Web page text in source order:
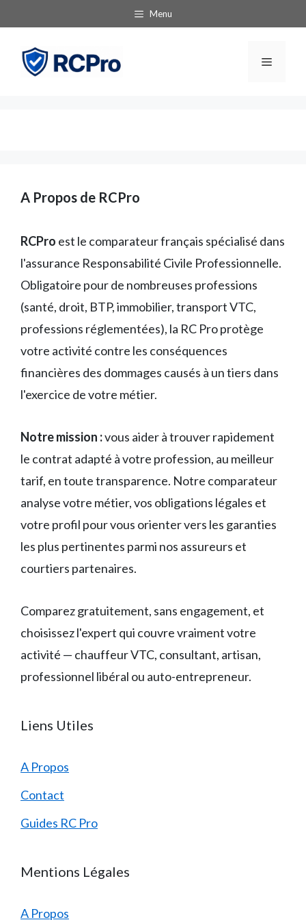
au
contenu
Menu
Menu
A Propos de RCPro
RCPro est le comparateur français spécialisé dans
l'assurance Responsabilité Civile Professionnelle.
Obligatoire pour de nombreuses professions
(santé, droit, BTP, immobilier, transport VTC,
professions réglementées), la RC Pro protège
votre activité contre les conséquences
financières des dommages causés à un tiers dans
l'exercice de votre métier.
Notre mission :vous aider à trouver rapidement
le contrat adapté à votre profession, au meilleur
tarif, en toute transparence. Notre comparateur
analyse votre métier, vos obligations légales et
votre profil pour vous orienter vers les garanties
les plus pertinentes parmi nos assureurs et
courtiers partenaires.
Comparez gratuitement, sans engagement, et
choisissez l'expert qui couvre vraiment votre
activité — chauffeur VTC, consultant, artisan,
professionnel libéral ou auto-entrepreneur.
Liens Utiles
A Propos
Contact
Guides RC Pro
Mentions Légales
A Propos